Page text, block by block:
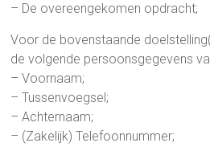
– De overeengekomen opdracht;
Voor de bovenstaande
de volgende persoonsgegevens
– Voornaam;
– Tussenvoegsel;
– Achternaam;
– (Zakelijk) Telefoonnummer;